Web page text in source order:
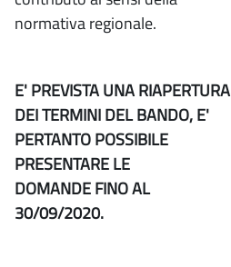
normativa regionale.
E' PREVISTA UNA RIAPERTURA
DEI TERMINI DEL BANDO, E'
PERTANTO POSSIBILE
PRESENTARE LE
DOMANDE FINO AL
30/09/2020.